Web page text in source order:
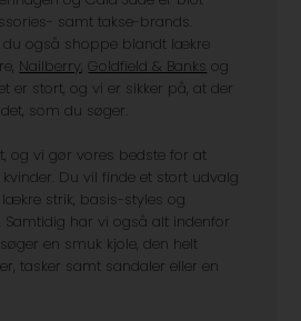
samt takse-brands.
du også shoppe blandt lækre
Nailberry,Goldfield & Banks og
er stort, og vi er sikker på, at der
som du søger.
og vi gør vores bedste for at
Du vil finde et stort udvalg
strik, basis-styles og
Samtidig har vi også alt indenfor
en smuk kjole, den helt
tasker samt sandaler eller en